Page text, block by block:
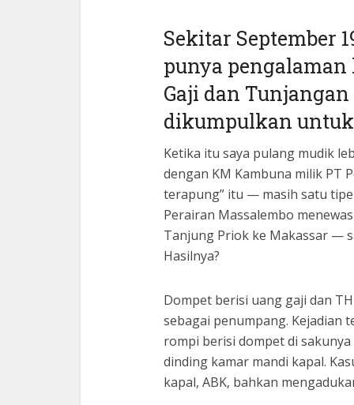
Sekitar September
punya pengalaman
Gaji dan
dikumpulkan
Ketika itu saya pulang mudik
dengan KM Kambuna milik PT
terapung” itu — masih satu
Perairan Massalembo
Tanjung Priok ke Makassar —
Hasilnya?
Dompet berisi uang gaji dan
sebagai penumpang. Kejadian
rompi berisi dompet di
dinding kamar mandi kapal.
kapal, ABK, bahkan